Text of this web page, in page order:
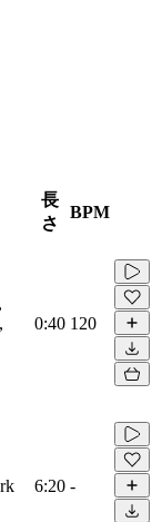
長
さ
BPM
0:40 120
6:20 -